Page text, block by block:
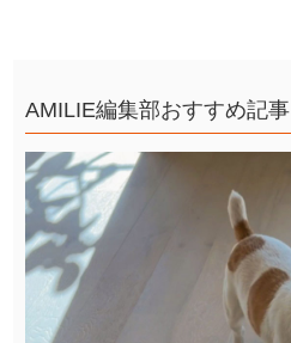
AMILIE編集部おすすめ記事